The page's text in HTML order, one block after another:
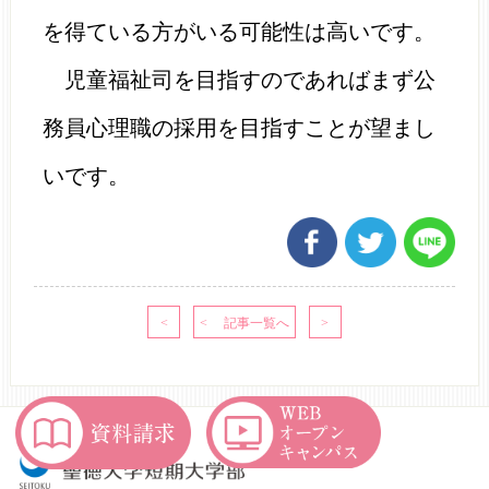
を得ている方がいる可能性は高いです。
児童福祉司を目指すのであればまず公
務員心理職の採用を目指すことが望まし
いです。